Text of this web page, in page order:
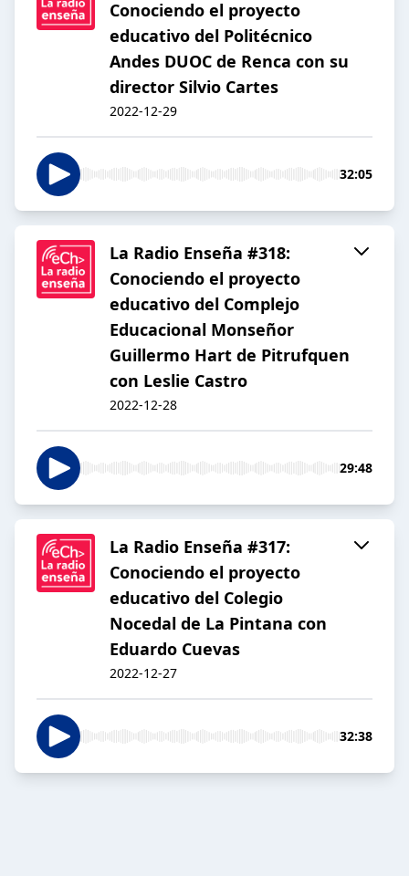
Conociendo el proyecto
educativo del Politécnico
Andes DUOC de Renca con su
director Silvio Cartes
2022-12-29
32:05
La Radio Enseña #318:
Conociendo el proyecto
educativo del Complejo
Educacional Monseñor
Guillermo Hart de Pitrufquen
con Leslie Castro
2022-12-28
29:48
La Radio Enseña #317:
Conociendo el proyecto
educativo del Colegio
Nocedal de La Pintana con
Eduardo Cuevas
2022-12-27
32:38